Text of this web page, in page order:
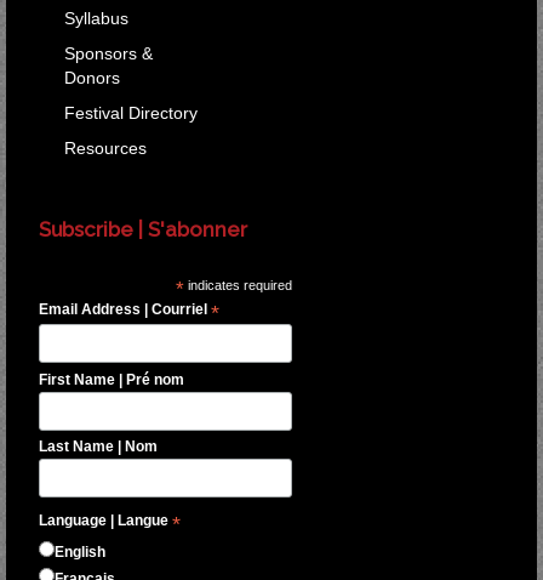
Syllabus
Sponsors &
Donors
Festival Directory
Resources
Subscribe | S'abonner
* indicates required
Email Address | Courriel *
First Name | Pré nom
Last Name | Nom
Language | Langue *
English